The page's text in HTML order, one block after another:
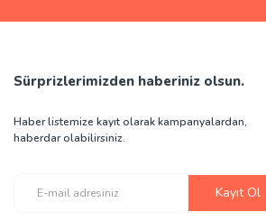
KAPLA
Sürprizlerimizden haberiniz olsun.
Haber listemize kayıt olarak kampanyalardan,
haberdar olabilirsiniz.
Kayıt Ol